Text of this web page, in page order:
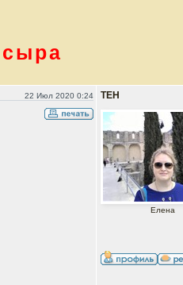
сыра
22 Июл 2020 0:24 ТЕН
Елена